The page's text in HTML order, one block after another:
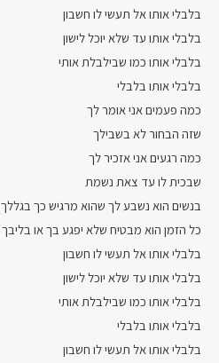
בלבלי אותו אל תעשי לו חשבון
בלבלי אותו עד שלא יוכל לישון
בלבלי אותו כמו שבילבלת אותי
בלבלי אותו בלבלי
כמה פעמים אני אומר לך
שזה הבחור לא בשבילך
כמה רגעים אני אזכיר לך
שבכית לו עד צאת נשמת
בנשים הוא נשבע לך שהוא מרגיש כך בגללך
כל הזמן הוא מבטיח שלא יפגע בך או בליבך
בלבלי אותו אל תעשי לו חשבון
בלבלי אותו עד שלא יוכל לישון
בלבלי אותו כמו שבילבלת אותי
בלבלי אותו בלבלי
בלבלי אותו אל תעשי לו חשבון